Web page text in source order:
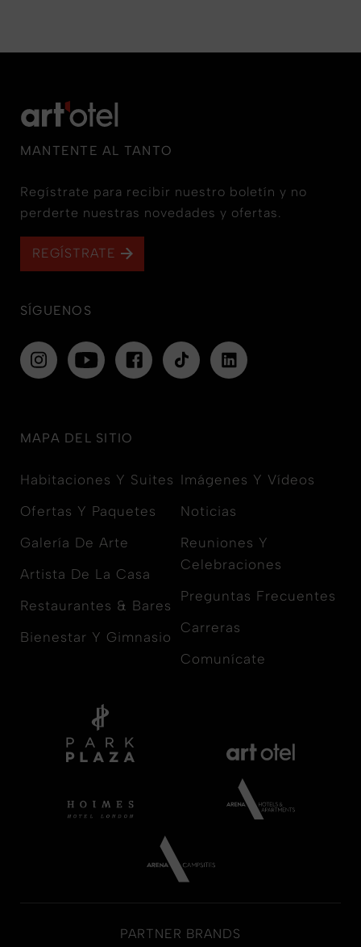
MANTENTE AL TANTO
Regístrate para recibir nuestro boletín y no
perderte nuestras novedades y ofertas.
REGÍSTRATE
SÍGUENOS
MAPA DEL SITIO
Habitaciones Y Suites
Ofertas Y Paquetes
Galería De Arte
Artista De La Casa
Restaurantes & Bares
Bienestar Y Gimnasio
Imágenes Y Vídeos
Noticias
Reuniones Y
Celebraciones
Preguntas Frecuentes
Carreras
Comunícate
PARTNER BRANDS